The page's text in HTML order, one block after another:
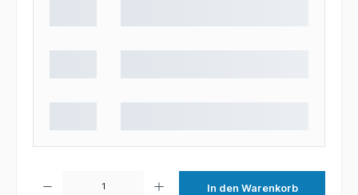
In den Warenkorb